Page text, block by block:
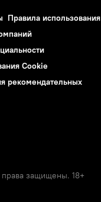
Правила использования
Cookie
рекомендательных
защищены. 18+